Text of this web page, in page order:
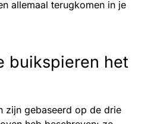
allemaal terugkomen in je
buikspieren het
zijn gebaseerd op de drie